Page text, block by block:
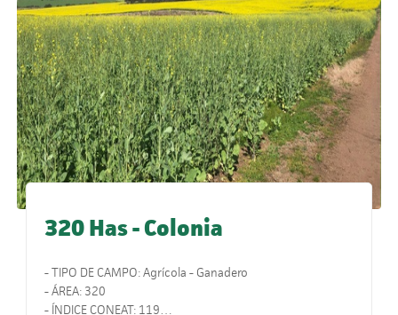
320 Has - Colonia
- TIPO DE CAMPO: Agrícola - Ganadero
- ÁREA: 320
- ÍNDICE CONEAT: 119